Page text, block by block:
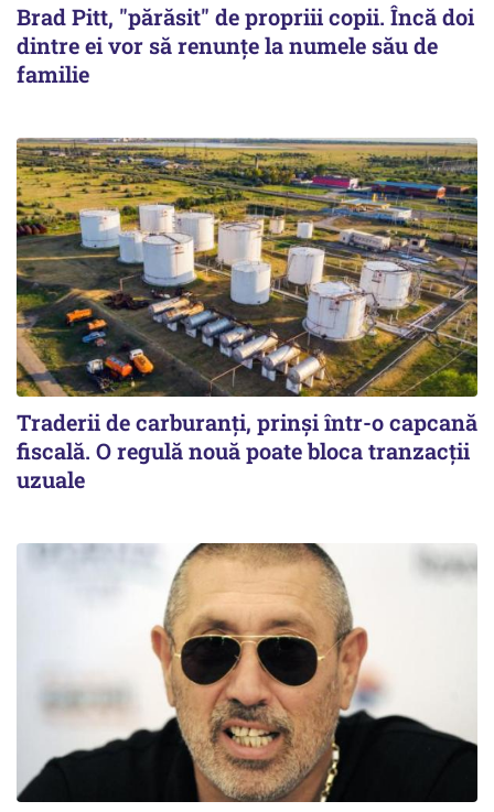
Brad Pitt, "părăsit" de propriii copii. Încă doi
dintre ei vor să renunțe la numele său de
familie
Traderii de carburanți, prinși într-o capcană
fiscală. O regulă nouă poate bloca tranzacții
uzuale